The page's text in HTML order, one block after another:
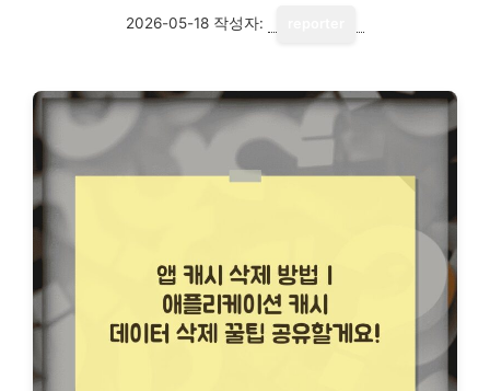
2026-05-18 작성자: